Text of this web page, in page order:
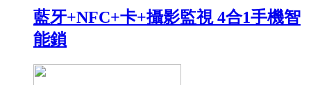
藍牙+NFC+卡+攝影監視 4合1手機智
能鎖